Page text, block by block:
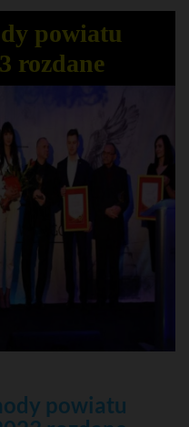
powiatu
rozdane
powiatu